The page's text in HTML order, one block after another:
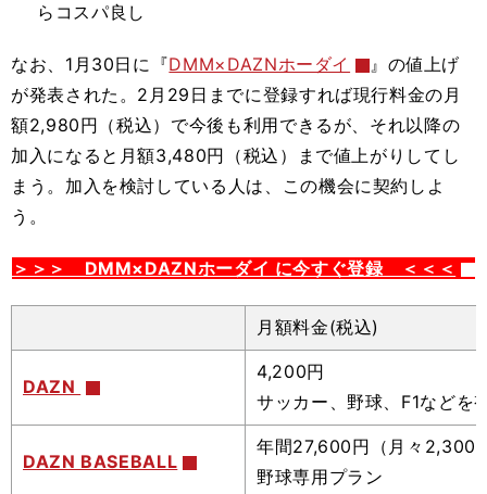
らコスパ良し
なお、1月30日に『DMM×DAZNホーダイ
』の値上げ
が発表された。2月29日までに登録すれば現行料金の月
額2,980円（税込） で今後も利用できるが、 それ以降の
加入になると月額3,480円（税込）まで値上がりしてし
まう。 加入を検討している人は、この機会に契約しよ
う。
＞＞＞ DMM×DAZNホーダイ に今すぐ登録 ＜＜＜
月額料金(税込)
DAZN
4,200円
サッカー、野球、F1などを
DAZN BASEBALL
年間27,600円（月々2,300
野球専用プラン